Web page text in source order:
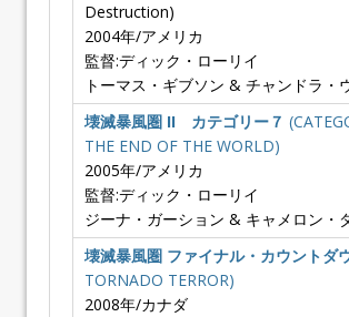
Destruction)
2004年/アメリカ
監督:ディック・ローリイ
トーマス・ギブソン & チャンドラ・
壊滅暴風圏 II カテゴリー７
THE END OF THE WORLD)
2005年/アメリカ
監督:ディック・ローリイ
ジーナ・ガーション & キャメロン・
壊滅暴風圏 ファイナル・カウントダ
TORNADO TERROR)
2008年/カナダ